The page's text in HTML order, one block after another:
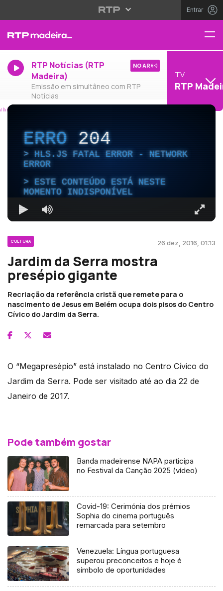
Entrar
RTP Notícias (RTP
Madeira)
Emissão em simultâneo com RTP
Notícias
NO AR
TV
RTP
ERRO204
HLS.JS FATAL ERROR - NETWORK
ERROR
ESTE CONTEÚDO ESTÁ NESTE
MOMENTO INDISPONÍVEL
CULTURA 26 dez, 2016, 01:13
Jardim da Serra mostra
presépio gigante
Recriação da referência cristã que remete para o
nascimento de Jesus em Belém ocupa dois pisos do Centro
Cívico do Jardim da Serra.
O “Megapresépio” está instalado no Centro Cívico do
Jardim da Serra. Pode ser visitado até ao dia 22 de
Janeiro de 2017.
Pode também gostar
Banda madeirense NAPA participa
no Festival da Canção 2025 (vídeo)
Covid-19: Cerimónia dos prémios
Sophia do cinema português
remarcada para setembro
Venezuela: Língua portuguesa
superou preconceitos e hoje é
símbolo de oportunidades